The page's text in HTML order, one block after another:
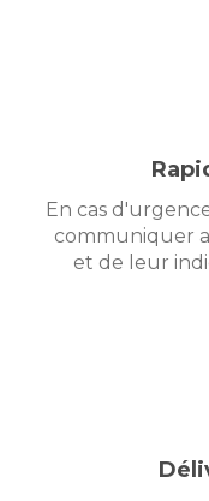
En cas
communiquer
et de leur